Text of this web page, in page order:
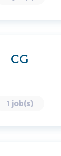
CG
1 job(s)